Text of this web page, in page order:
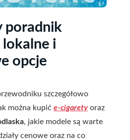
poradnik
i
opcje
szczegółowo
można kupić e-cigarety oraz
, jakie modele są warte
cenowe oraz na co